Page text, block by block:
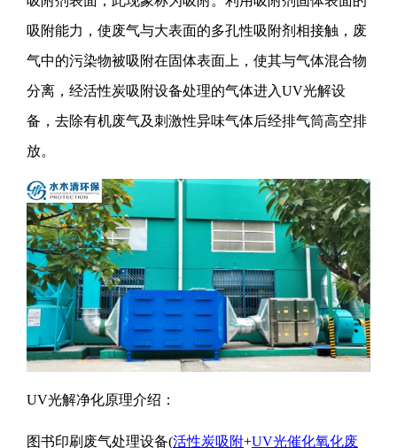
吸附能力，使废气与大表面的多孔性吸附剂相接触，废
气中的污染物被吸附在固体表面上，使其与气体混合物
分离，经活性炭吸附设备处理的气体进入UV光解设
备，去除有机废气及刺激性异味气体后经排气筒高空排
放。
UV光解净化原理介绍：
图书印刷废气处理设备(活性炭吸附+UV光催化氧化废